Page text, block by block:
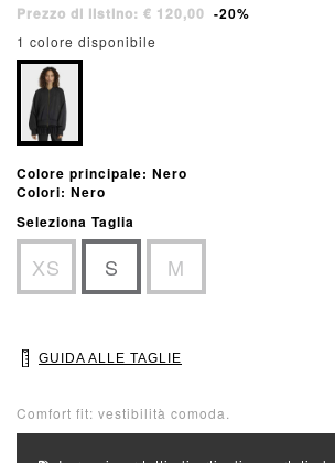
Prezzo di listino: € 120,00 -20%
1 colore disponibile
Colore principale: Nero
Colori: Nero
Seleziona Taglia
XS S M
GUIDA ALLE TAGLIE
Comfort fit: vestibilità comoda.